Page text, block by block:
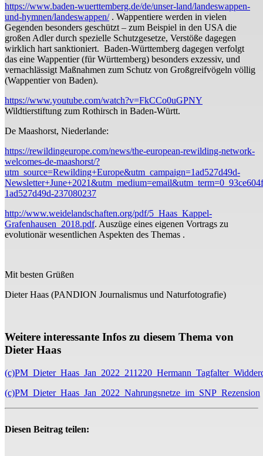
https://www.baden-wuerttemberg.de/de/unser-land/landeswappen-
und-hymnen/landeswappen/. Wappentiere werden in vielen
Gegenden besonders geschützt – zum Beispiel in den USA die
großen Adler durch spezielle Schutzgesetze, Verstöße dagegen
wirklich hart sanktioniert. Baden-Württemberg dagegen verfolgt
das eine Wappentier (für Württemberg) besonders exzessiv, und
vernachlässigt Maßnahmen zum Schutz von Großgreifvögeln völlig
(Wappentier von Baden).
https://www.youtube.com/watch?v=FkCCo0uGPNY
Wildtierstiftung zum Rothirsch in Baden-Württ.
De Maashorst, Niederlande:
https://rewildingeurope.com/news/the-european-rewilding-network-
welcomes-de-maashorst/?
utm_source=Rewilding+Europe&utm_campaign=1ad527d49d-
1ad527d49d-237080237
http://www.weidelandschaften.org/pdf/5_Haas_Kappel-
Grafenhausen_2018.pdf. Auszüge eines eigenen Vortrags zu
evolutionär wesentlichen Aspekten des Themas .
Mit besten Grüßen
Dieter Haas (PANDION Journalismus und Naturfotografie)
Weitere interessante Infos zu diesem Thema von
Dieter Haas
(c)PM_Dieter_Haas_Jan_2022_Nahrungsnetze_im_SNP_Rezension
Diesen Beitrag teilen: